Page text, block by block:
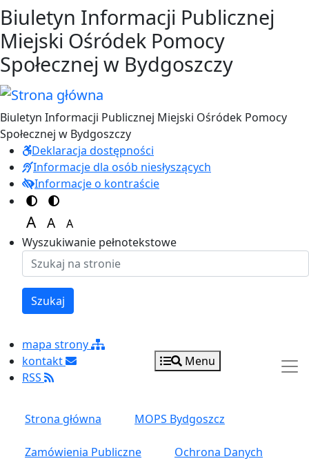
Przejdź do treści
Przejdź do menu
Biuletyn Informacji Publicznej
Miejski Ośródek Pomocy
Społecznej w Bydgoszczy
Biuletyn Informacji Publicznej Miejski Ośródek Pomocy
Społecznej w Bydgoszczy
Deklaracja dostępności
Informacje dla osób niesłyszących
Informacje o kontraście
Switch to color theme
Switch to high visibility theme
A
Set font size to 150%
A
Set font size to 125%
A
Set font size to 100%
Wyszukiwanie pełnotekstowe
Szukaj
mapa strony
kontakt
RSS
Menu
Strona główna MOPS Bydgoszcz
Zamówienia Publiczne Ochrona Danych